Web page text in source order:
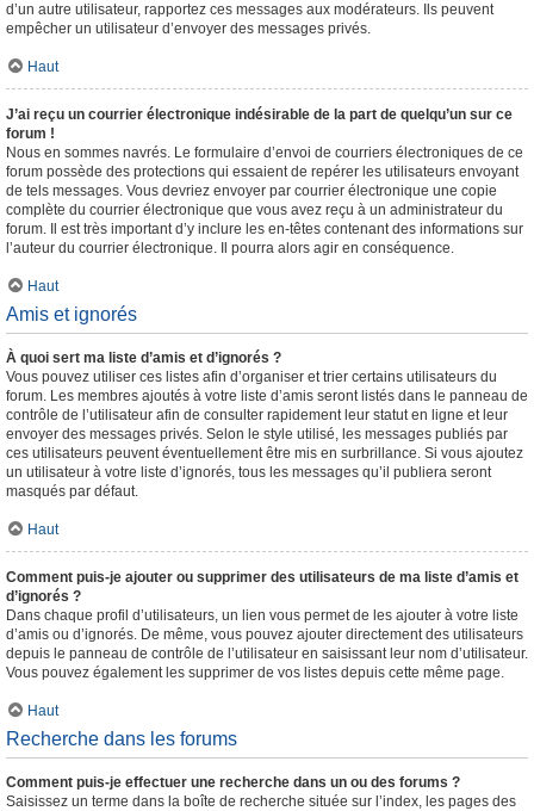
d’un autre utilisateur, rapportez ces messages aux modérateurs. Ils peuvent
empêcher un utilisateur d’envoyer des messages privés.
Haut
J’ai reçu un courrier électronique indésirable de la part de quelqu’un sur ce
forum !
Nous en sommes navrés. Le formulaire d’envoi de courriers électroniques de ce
forum possède des protections qui essaient de repérer les utilisateurs envoyant
de tels messages. Vous devriez envoyer par courrier électronique une copie
complète du courrier électronique que vous avez reçu à un administrateur du
forum. Il est très important d’y inclure les en-têtes contenant des informations sur
l’auteur du courrier électronique. Il pourra alors agir en conséquence.
Haut
Amis et ignorés
À quoi sert ma liste d’amis et d’ignorés ?
Vous pouvez utiliser ces listes afin d’organiser et trier certains utilisateurs du
forum. Les membres ajoutés à votre liste d’amis seront listés dans le panneau de
contrôle de l’utilisateur afin de consulter rapidement leur statut en ligne et leur
envoyer des messages privés. Selon le style utilisé, les messages publiés par
ces utilisateurs peuvent éventuellement être mis en surbrillance. Si vous ajoutez
un utilisateur à votre liste d’ignorés, tous les messages qu’il publiera seront
masqués par défaut.
Haut
Comment puis-je ajouter ou supprimer des utilisateurs de ma liste d’amis et
d’ignorés ?
Dans chaque profil d’utilisateurs, un lien vous permet de les ajouter à votre liste
d’amis ou d’ignorés. De même, vous pouvez ajouter directement des utilisateurs
depuis le panneau de contrôle de l’utilisateur en saisissant leur nom d’utilisateur.
Vous pouvez également les supprimer de vos listes depuis cette même page.
Haut
Recherche dans les forums
Comment puis-je effectuer une recherche dans un ou des forums ?
Saisissez un terme dans la boîte de recherche située sur l’index, les pages des